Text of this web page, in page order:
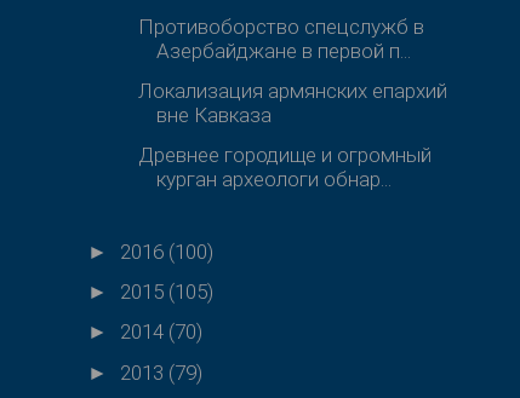
Противоборство спецслужб в
Азербайджане в первой п...
Локализация армянских епархий
вне Кавказа
Древнее городище и огромный
курган археологи обнар...
► 2016 (100)
► 2015 (105)
► 2014 (70)
► 2013 (79)